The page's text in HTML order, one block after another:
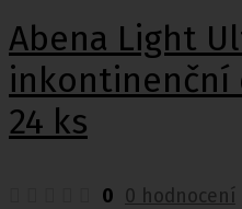
Abena Light
inkontinenční
24 ks
0 0 hodnocení